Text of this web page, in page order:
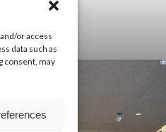
or access
data such as
consent, may